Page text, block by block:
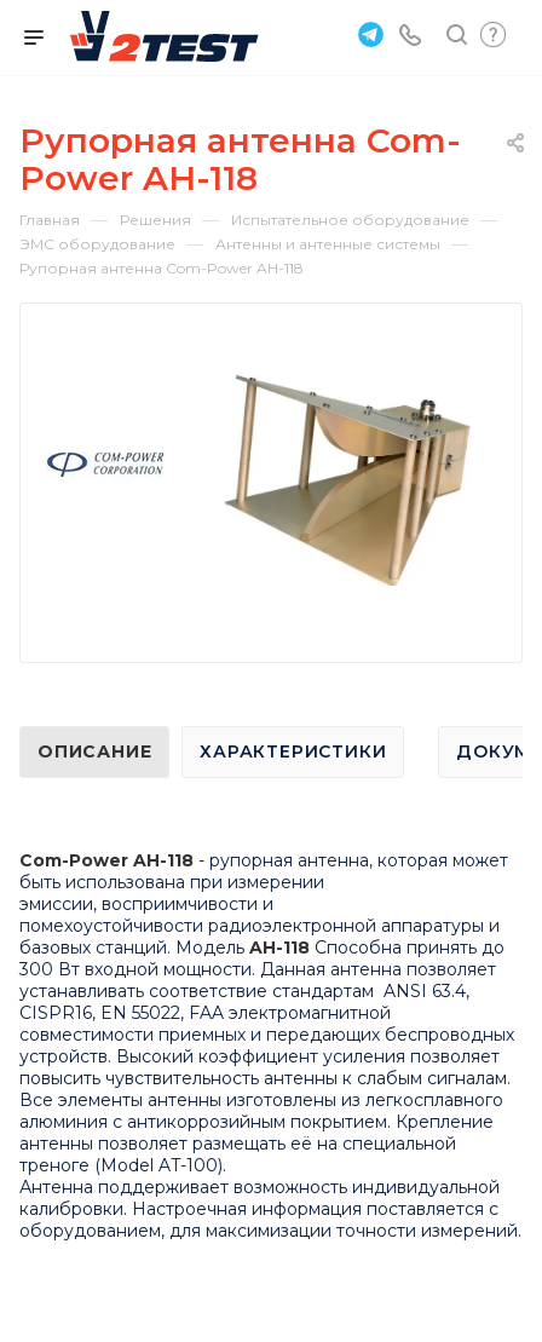
Рупорная антенна Com-
Power AH-118
Главная — Решения — Испытательное оборудование —
ЭМС оборудование — Антенны и антенные системы —
Рупорная антенна Com-Power AH-118
ОПИСАНИЕ ХАРАКТЕРИСТИКИ
Com-Power AH-118 - рупорная антенна, которая может
быть использована при измерении
эмиссии, восприимчивости и
помехоустойчивости радиоэлектронной аппаратуры и
базовых станций. Модель AH-118 Способна принять до
300 Вт входной мощности. Данная антенна позволяет
устанавливать соответствие стандартам ANSI 63.4,
CISPR16, EN 55022, FAA электромагнитной
совместимости приемных и передающих беспроводных
устройств. Высокий коэффициент усиления позволяет
повысить чувствительность антенны к слабым сигналам.
Все элементы антенны изготовлены из легкосплавного
алюминия с антикоррозийным покрытием. Крепление
антенны позволяет размещать её на специальной
треноге (Model AT-100).
Антенна поддерживает возможность индивидуальной
калибровки. Настроечная информация поставляется с
оборудованием, для максимизации точности измерений.